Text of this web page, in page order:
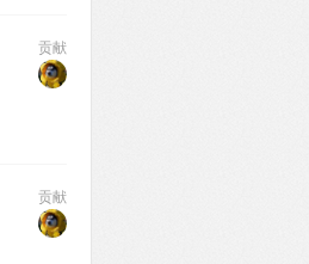
贡献
贡献